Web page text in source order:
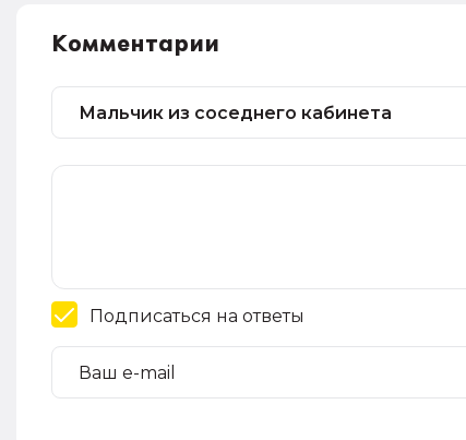
Комментарии
Подписаться на ответы